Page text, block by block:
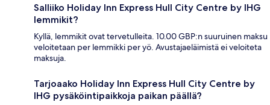
Salliiko Holiday Inn Express Hull City Centre by IHG
lemmikit?
Kyllä, lemmikit ovat tervetulleita. 10.00 GBP:n suuruinen maksu
veloitetaan per lemmikki per yö. Avustajaeläimistä ei veloiteta
maksuja.
Tarjoaako Holiday Inn Express Hull City Centre by
IHG pysäköintipaikkoja paikan päällä?